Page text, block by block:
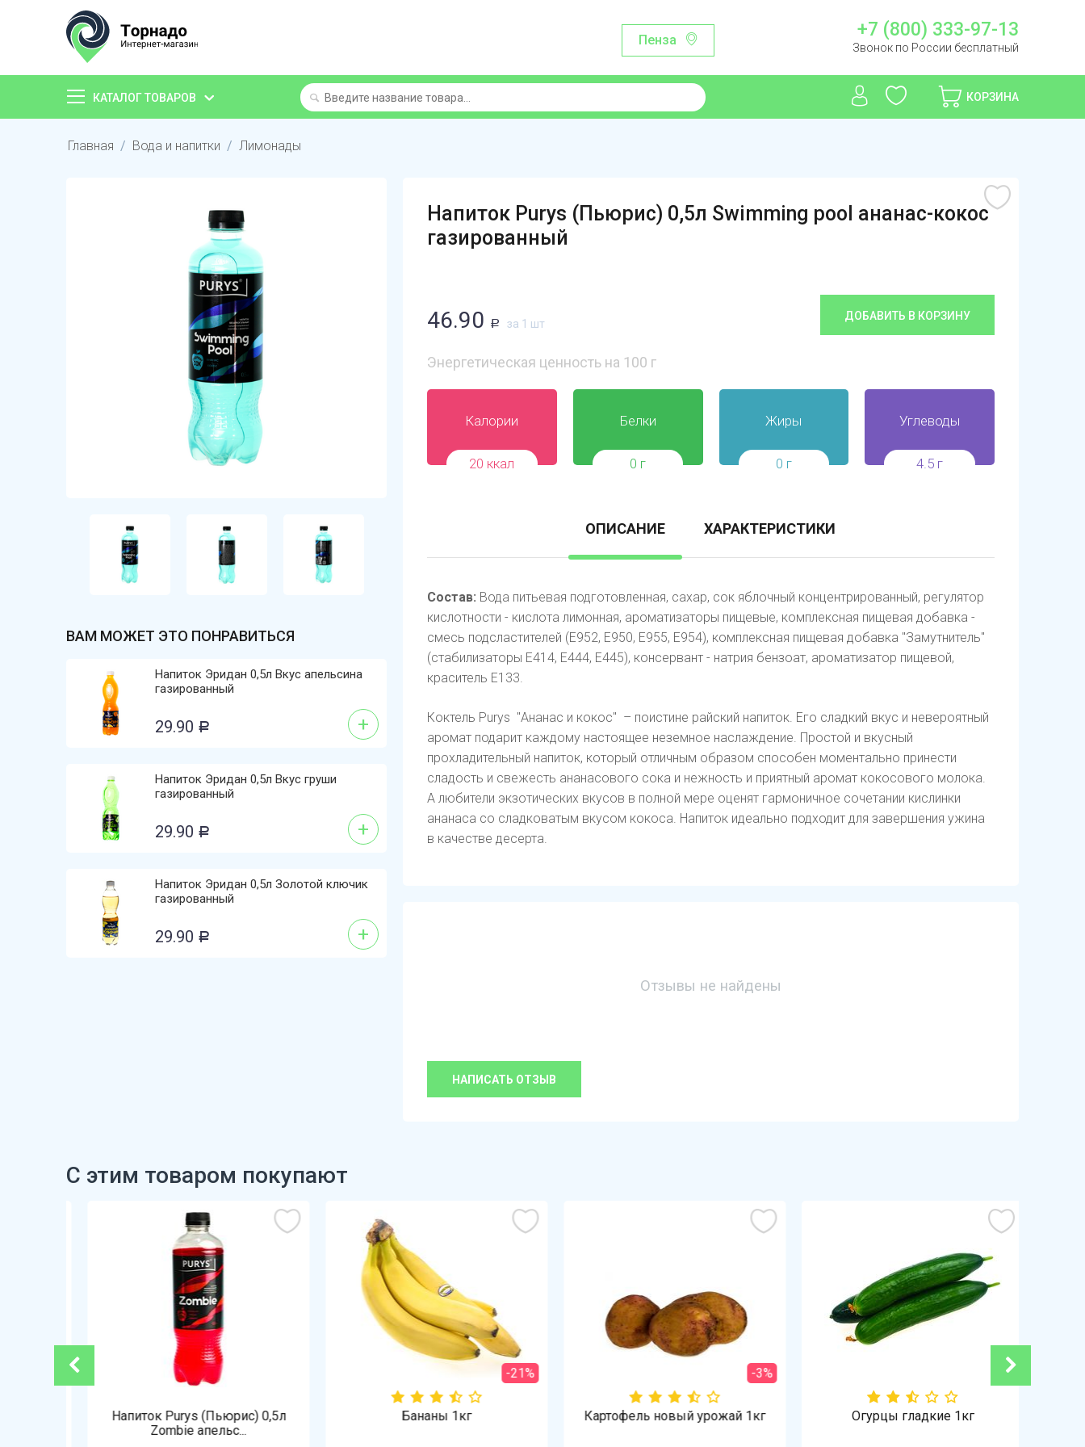
Пенза +7 (800) 333-97-13
Звонок по России бесплатный
КАТАЛОГ ТОВАРОВ КОРЗИНА
Главная / Вода и напитки / Лимонады
ВАМ МОЖЕТ ЭТО ПОНРАВИТЬСЯ
Напиток Эридан 0,5л Вкус апельсина
газированный
29.90 Р +
Напиток Эридан 0,5л Вкус груши
газированный
29.90 Р +
Напиток Эридан 0,5л Золотой ключик
газированный
29.90 Р +
Напиток Purys (Пьюрис) 0,5л Swimming pool ананас-кокос
газированный
46.90 Р за 1 шт
ДОБАВИТЬ В КОРЗИНУ
Энергетическая ценность на 100 г
Калории
20 ккал
Белки
0 г
Жиры
0 г
Углеводы
4.5 г
ОПИСАНИЕ ХАРАКТЕРИСТИКИ
Состав: Вода питьевая подготовленная, сахар, сок яблочный концентрированный, регулятор
кислотности - кислота лимонная, ароматизаторы пищевые, комплексная пищевая добавка -
смесь подсластителей (Е952, Е950, Е955, Е954), комплексная пищевая добавка "Замутнитель"
(стабилизаторы Е414, Е444, Е445), консервант - натрия бензоат, ароматизатор пищевой,
краситель Е133.
Коктель Purys "Ананас и кокос" – поистине райский напиток. Его сладкий вкус и невероятный
аромат подарит каждому настоящее неземное наслаждение. Простой и вкусный
прохладительный напиток, который отличным образом способен моментально принести
сладость и свежесть ананасового сока и нежность и приятный аромат кокосового молока.
А любители экзотических вкусов в полной мере оценят гармоничное сочетании кислинки
ананаса со сладковатым вкусом кокоса. Напиток идеально подходит для завершения ужина
в качестве десерта.
Отзывы не найдены
НАПИСАТЬ ОТЗЫВ
С этим товаром покупают
Напиток Purys (Пьюрис) 0,5л
Zombie апельс...
-21%
Бананы 1кг
-3%
Картофель новый урожай 1кг Огурцы гладкие 1кг